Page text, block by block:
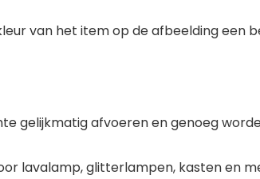
van het item op de afbeelding een
gelijkmatig afvoeren en genoeg
lavalamp, glitterlampen, kasten en